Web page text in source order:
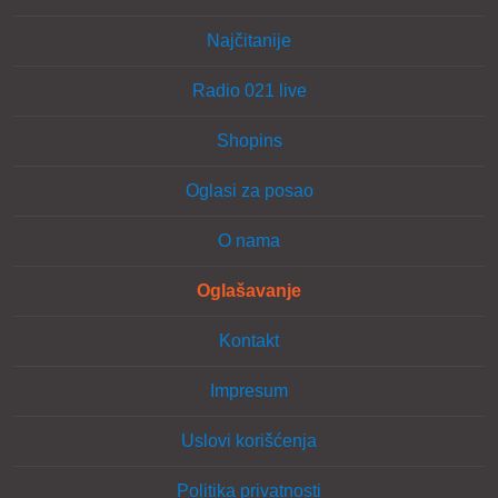
Najčitanije
Radio 021 live
Shopins
Oglasi za posao
O nama
Oglašavanje
Kontakt
Impresum
Uslovi korišćenja
Politika privatnosti